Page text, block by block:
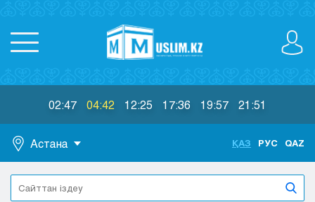
02:47 04:42 12:25 17:36 19:57 21:51
Астана
Астана
Алматы
ҚАЗ РУС QAZ